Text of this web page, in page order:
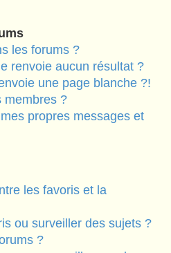
les forums ?
renvoie aucun résultat ?
une page blanche ?!
membres ?
propres messages et
les favoris et la
ou surveiller des sujets ?
?